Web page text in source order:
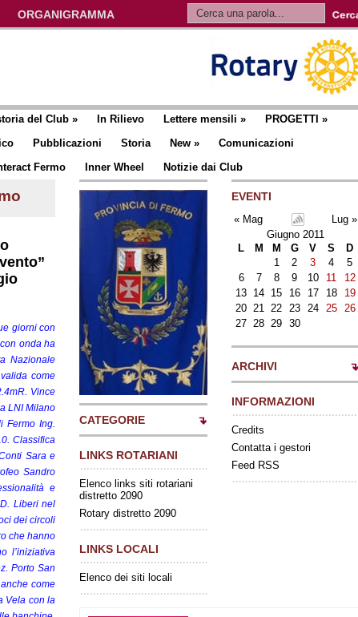
ORGANIGRAMMA
del Club » In Rilievo Lettere mensili » PROGETTI »
Pubblicazioni Storia New »
Comunicazioni
Fermo Inner Wheel Notizie dai Club
giorni con
onda ha
Nazionale
valida come
Vince
LNI Milano
Fermo Ing.
Classifica
Sara e
Sandro
e
Liberi nel
dei circoli
che hanno
l’iniziativa
Porto San
come
Vela con la
CATEGORIE
LINKS ROTARIANI
Elenco links siti rotariani
distretto 2090
Rotary distretto 2090
LINKS LOCALI
Elenco dei siti locali
EVENTI
« Mag
Lug »
Giugno 2011
L
M M G V S
D
1
2 3 4
5
6
7 8 9 10 11
12
13 14 15 16 17 18
19
20 21 22 23 24 25
26
27 28 29 30
ARCHIVI
INFORMAZIONI
Credits
Contatta i gestori
Feed RSS